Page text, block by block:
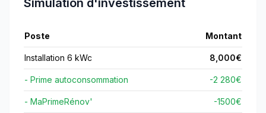
Simulation d'investissement
Poste Montant
Installation 6 kWc 8,000€
- Prime autoconsommation -2 280€
- MaPrimeRénov' -1500€